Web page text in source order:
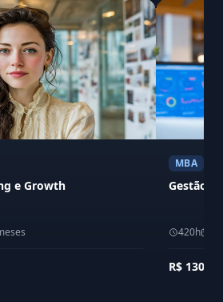
e Growth
MBA
Gestão
420h
R$ 130,00